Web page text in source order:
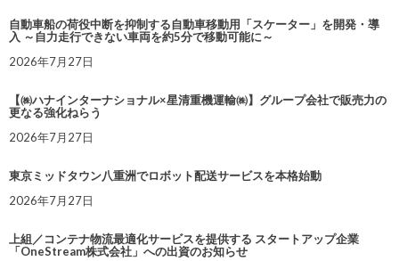
自動車船の荷役中断を抑制する自動車移動用「スケーター」を開発・導
入 ～自力走行できない車両を約5分で移動可能に～
2026年7月27日
【㈱ハナインターナショナル×星清重機運輸㈱】グループ会社で販売力の
更なる強化ねらう
2026年7月27日
東京ミッドタウン八重洲でロボット配送サービスを本格始動
2026年7月27日
上組／コンテナ物流最適化サービスを提供する スタートアップ企業
「OneStream株式会社」への出資のお知らせ